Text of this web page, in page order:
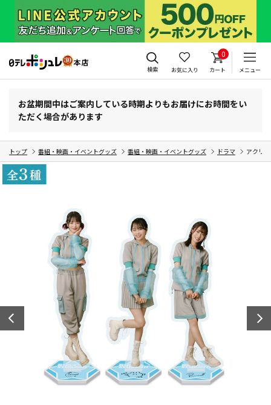
検索 お気に入り
0
カート メニュー
お盆期間中はご案内している時期よりもお届けにお時間をい
ただく場合があります
トップ 番組・映画・イベントグッズ 番組・映画・イベントグッズ ドラマ アクリ